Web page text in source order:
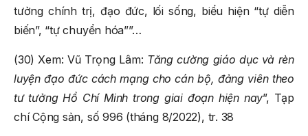
tưởng chính trị, đạo đức, lối sống, biểu hiện “tự diễn
biến”, “tự chuyển hóa””…
(30) Xem: Vũ Trọng Lâm: Tăng cường giáo dục và rèn
luyện đạo đức cách mạng cho cán bộ, đảng viên theo
tư tưởng Hồ Chí Minh trong giai đoạn hiện nay”, Tạp
chí Cộng sản, số 996 (tháng 8/2022), tr. 38